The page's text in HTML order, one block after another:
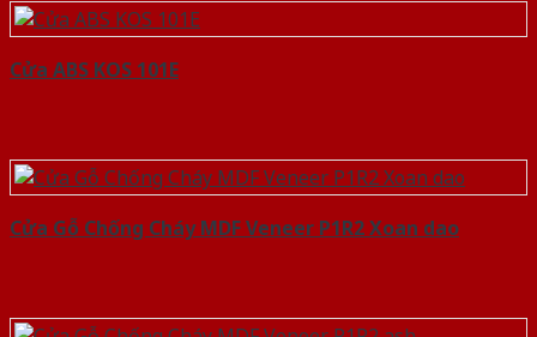
Cửa ABS KOS 101E
Cửa Gỗ Chống Cháy MDF Veneer P1R2 Xoan dao